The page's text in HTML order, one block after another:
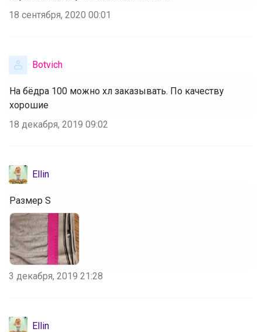
18 сентября, 2020 00:01
Botvich
На бёдра 100 можно хл заказывать. По качеству
хорошие
18 декабря, 2019 09:02
Ellin
Размер S
3 декабря, 2019 21:28
Ellin